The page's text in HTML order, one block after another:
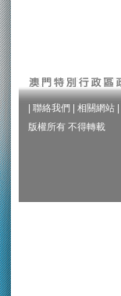
| 聯絡我們 | 相關網站 |
版權所有 不得轉載